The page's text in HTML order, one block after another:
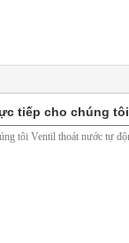
tiếp cho chúng tôi